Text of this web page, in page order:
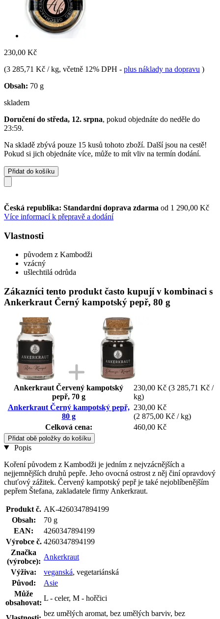
230,00 Kč
(3 285,71 Kč / kg, včetně 12% DPH - plus náklady na dopravu )
Obsah: 70 g
skladem
Doručení do středa, 12. srpna, pokud objednáte do neděle do
23:59.
Na skladě zbývá pouze 15 kusů tohoto zboží. Další jsou na cestě!
Pokud si jich objednáte více, může to mít vliv na termín dodání.
Přidat do košíku
Česká republika: Standardní doprava zdarma od 1 290,00 Kč
Více informací k přepravě a dodání
Vlastnosti
původem z Kambodži
vzácný
ušlechtilá odrůda
Zákazníci tento produkt často kupují v kombinaci s
Ankerkraut Černý kampotský pepř, 80 g
Ankerkraut Červený kampotský
pepř, 70 g
230,00 Kč (3 285,71 Kč /
kg)
Ankerkraut Černý kampotský pepř,
80 g
230,00 Kč
(2 875,00 Kč / kg)
Celková cena:
460,00 Kč
Přidat obě položky do košíku
Popis
Koření původem z Kambodži je jedním z nejvzácnějších a
nejjemnějších druhů pepře. Jeho ovocná ostrost z něj činí opravdový
chuťový zážitek. Červený kampotský pepř je také nejoblíbenějším
pepřem Štefana, zakladatele firmy Ankerkraut.
Produkt č. AK-4260347894199
Obsah:
70 g
EAN:
4260347894199
Výrobce č. 4260347894199
Značka
(výrobce):
Ankerkraut
Výživa:
veganská, vegetariánská
Původ:
Asie
Může
obsahovat:
L - celer, M - hořčici
bez umělých aromat, bez umělých barviv, bez